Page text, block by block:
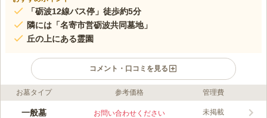
「砺波12線バス停」徒歩約5分
隣には「名寄市営砺波共同墓地」
丘の上にある霊園
コメント・口コミを見る
ライフドット編集部のコメント
となみが丘霊園の区画と永代使用料は、4㎡までが8,000円、6㎡
お墓タイプ 参考価格 管理費
一般墓 お問い合わせください 未掲載